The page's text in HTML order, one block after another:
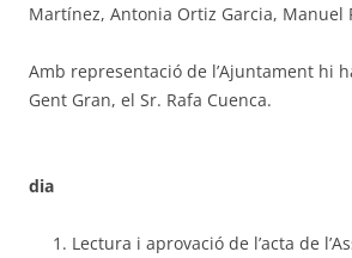
Martínez, Antonia Ortiz Garcia, Manuel
Amb representació de l’Ajuntament hi
Gent Gran, el Sr. Rafa Cuenca.
dia
Lectura i aprovació de l’acta de